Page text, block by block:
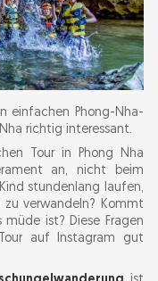
einfachen Phong-Nha-
richtig interessant.
Tour in Phong Nha
an, nicht beim
stundenlang laufen,
verwandeln? Kommt
ist? Diese Fragen
auf Instagram gut